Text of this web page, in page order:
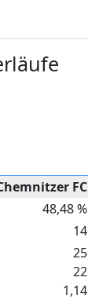
FC
48,48 %
14
25
22
1,14